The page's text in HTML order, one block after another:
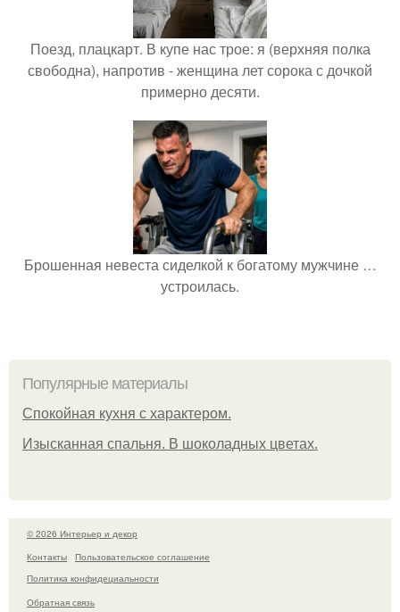
Поезд, плацкарт. В купе нас трое: я (верхняя полка
свободна), напротив - женщина лет сорока с дочкой
примерно десяти.
Брошенная невеста сиделкой к богатому мужчине …
устроилась.
Популярные материалы
Спокойная кухня с характером.
Изысканная спальня. В шоколадных цветах.
© 2026 Интерьер и декор
Контакты
Пользовательское соглашение
Политика конфидециальности
Обратная связь